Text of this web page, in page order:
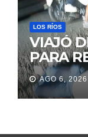
LOS RÍOS
VIAJÓ
PARA
DE SU
LA
AGO 6, 2026